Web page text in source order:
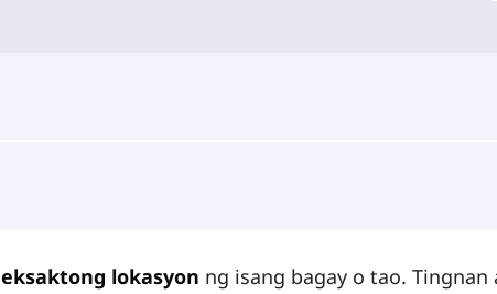
eksaktong lokasyon ng isang bagay o tao. Tingnan